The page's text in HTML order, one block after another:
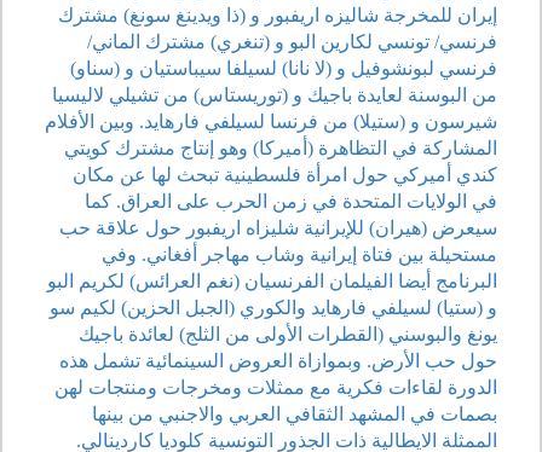
إيران للمخرجة شاليزه اريفبور و (ذا ويدينغ سونغ) مشترك
فرنسي/ تونسي لكارين البو و (تنغري) مشترك الماني/
فرنسي لبونشوفيل و (لا نانا) لسيلفا سيباستيان و (سناو)
من البوسنة لعايدة باجيك و (توريستاس) من تشيلي لاليسيا
شيرسون و (ستيلا) من فرنسا لسيلفي فارهايد. وبين الأفلام
المشاركة في التظاهرة (أميركا) وهو إنتاج مشترك كويتي
كندي أميركي حول امرأة فلسطينية تبحث لها عن مكان
في الولايات المتحدة في زمن الحرب على العراق. كما
سيعرض (هيران) للإيرانية شليزاه اريفبور حول علاقة حب
مستحيلة بين فتاة إيرانية وشاب مهاجر أفغاني. وفي
البرنامج أيضا الفيلمان الفرنسيان (نغم العرائس) لكريم البو
و (ستيا) لسيلفي فارهايد والكوري (الجبل الحزين) لكيم سو
يونغ والبوسني (القطرات الأولى من الثلج) لعائدة باجيك
حول حب الأرض. وبموازاة العروض السينمائية تشمل هذه
الدورة لقاءات فكرية مع ممثلات ومخرجات ومنتجات لهن
بصمات في المشهد الثقافي العربي والاجنبي من بينها
الممثلة الايطالية ذات الجذور التونسية كلوديا كاردينالي.